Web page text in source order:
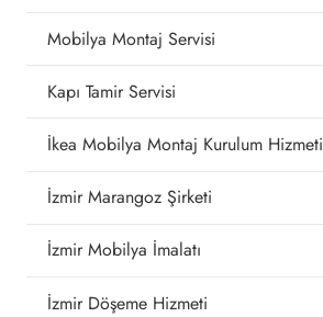
Mobilya Montaj Servisi
Kapı Tamir Servisi
İkea Mobilya Montaj Kurulum Hizmeti
İzmir Marangoz Şirketi
İzmir Mobilya İmalatı
İzmir Döşeme Hizmeti